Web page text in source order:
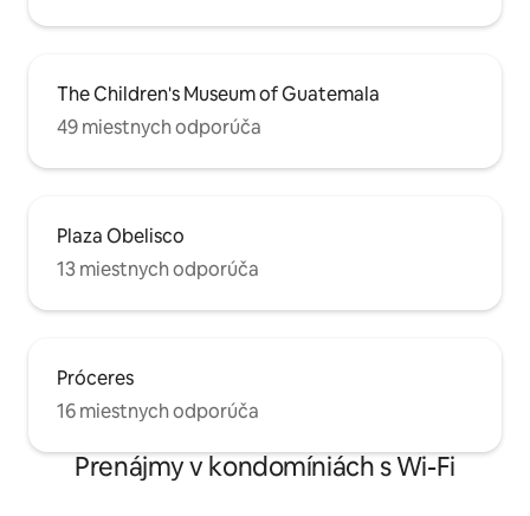
The Children's Museum of Guatemala
49 miestnych odporúča
Plaza Obelisco
13 miestnych odporúča
Próceres
16 miestnych odporúča
Prenájmy v kondomíniách s Wi-Fi